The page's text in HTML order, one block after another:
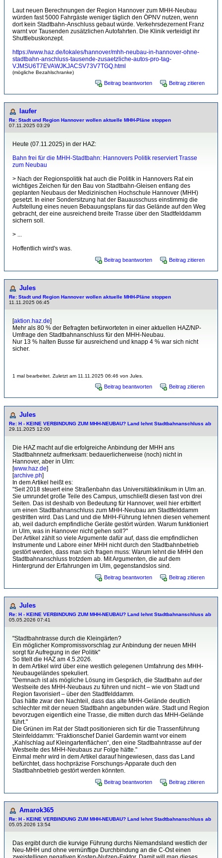
Laut neuen Berechnungen der Region Hannover zum MHH-Neubau
würden fast 5000 Fahrgäste weniger täglich den ÖPNV nutzen, wenn
dort kein Stadtbahn-Anschluss gebaut würde. Verkehrsdezernent Franz
warnt vor Tausenden zusätzlichen Autofahrten. Die Klinik verteidigt ihr
Shuttlebuskonzept.
https://www.haz.de/lokales/hannover/mhh-neubau-in-hannover-ohne-
stadtbahn-anschluss-tausende-zusaetzliche-autos-pro-tag-
VJMSU6T7EVAWJKJACSV73V7TGQ.html
(mögliche Bezahlschranke)
Beitrag beantworten Beitrag zitieren
laufer
Re: Stadt und Region Hannover wollen aktuelle MHH-Pläne stoppen
07.11.2025 03:29
Heute (07.11.2025) in der HAZ:
Bahn frei für die MHH-Stadtbahn: Hannovers Politik reserviert Trasse
zum Neubau
> Nach der Regionspolitik hat auch die Politik in Hannovers Rat ein
wichtiges Zeichen für den Bau von Stadtbahn-Gleisen entlang des
geplanten Neubaus der Medizinischen Hochschule Hannover (MHH)
gesetzt. In einer Sondersitzung hat der Bauausschuss einstimmig die
Aufstellung eines neuen Bebauungsplans für das Gelände auf den Weg
gebracht, der eine ausreichend breite Trasse über den Stadtfelddamm
sichern soll.
> ...
Hoffentlich wird's was.
Beitrag beantworten Beitrag zitieren
Jules
Re: Stadt und Region Hannover wollen aktuelle MHH-Pläne stoppen
11.11.2025 06:45
[aktion.haz.de]
Mehr als 80 % der Befragten befürworteten in einer aktuellen HAZ/NP-
Umfrage den Stadtbahnanschluss für den MHH-Neubau.
Nur 13 % halten Busse für ausreichend und knapp 4 % war sich nicht
sicher.
1 mal bearbeitet. Zuletzt am 11.11.2025 06:46 von Jules.
Beitrag beantworten Beitrag zitieren
Jules
Re: H - KEINE VERBINDUNG ZUM MHH-NEUBAU? Land lehnt Stadtbahnanschluss ab
29.11.2025 12:00
Die HAZ macht auf die erfolgreiche Anbindung der MHH ans
Stadtbahnnetz aufmerksam: bedauerlicherweise (noch) nicht in
Hannover, aber in Ulm:
[www.haz.de]
[archive.ph]
In dem Artikel heißt es:
"Seit 2018 steuert eine Straßenbahn das Universitätsklinikum in Ulm an.
Sie umrundet große Teile des Campus, umschließt diesen fast von drei
Seiten. Das ist deshalb von Bedeutung für Hannover, weil hier erbittert
um einen Stadtbahnanschluss zum MHH-Neubau am Stadtfelddamm
gestritten wird. Das Land und die MHH-Führung lehnen diesen vehement
ab, weil dadurch empfindliche Geräte gestört würden. Warum funktioniert
in Ulm, was in Hannover nicht gehen soll?"
Der Artikel zählt so viele Argumente dafür auf, dass die empfindlichen
Instrumente und Labore einer MHH nicht durch den Stadtbahnbetrieb
gestört werden, dass man sich fragen muss: Warum lehnt die MHH den
Stadtbahnanschluss trotzdem ab. Mit Argumenten, die auf dem
Hintergrund der Erfahrungen im Ulm, gegenstandslos sind.
Beitrag beantworten Beitrag zitieren
Jules
Re: H - KEINE VERBINDUNG ZUM MHH-NEUBAU? Land lehnt Stadtbahnanschluss ab
05.05.2026 07:41
"Stadtbahntrasse durch die Kleingärten?
Ein möglicher Kompromissvorschlag zur Anbindung der neuen MHH
sorgt für Aufregung in der Politik"
So titelt die HAZ am 4.5.2026.
In dem Artikel wird über eine westlich gelegenen Umfahrung des MHH-
Neubaugeländes spekuliert.
"Demnach ist als mögliche Lösung im Gespräch, die Stadtbahn auf der
Westseite des MHH-Neubaus zu führen und nicht – wie von Stadt und
Region favorisiert – über den Stadtfelddamm.
Das hätte zwar den Nachteil, dass das alte MHH-Gelände deutlich
schlechter mit der neuen Stadtbahn angebunden wäre. Stadt und Region
bevorzugen eigentlich eine Trasse, die mitten durch das MHH-Gelände
führt."
Die Grünen im Rat der Stadt positionieren sich für die Trassenführung
Steinfelddamm: "Fraktionschef Daniel Gardemin warnt vor einem
„Kahlschlag auf Kleingartenflächen“, den eine Stadtbahntrasse auf der
Westseite des MHH-Neubaus zur Folge hätte."
Einmal mehr wird in dem Artikel darauf hingewiesen, dass das Land
befürchtet, dass hochpräzise Forschungs-Apparate duch den
Stadtbahnbetrieb gestört werden könnten.
Beitrag beantworten Beitrag zitieren
Amarok365
Re: H - KEINE VERBINDUNG ZUM MHH-NEUBAU? Land lehnt Stadtbahnanschluss ab
05.05.2026 13:54
Das ergibt durch die kurvige Führung durchs Niemandsland westlich der
Neu-MHH und ohne vernünftige Durchbindung an die C-Ost einen